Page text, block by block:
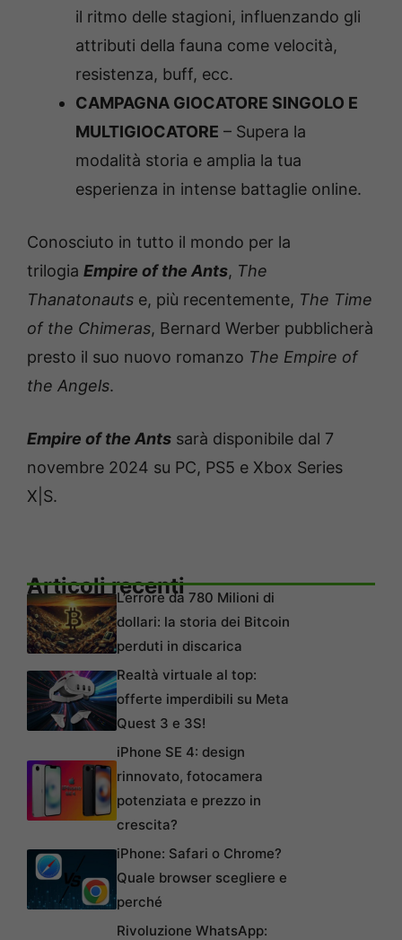
il ritmo delle stagioni, influenzando gli
attributi della fauna come velocità,
resistenza, buff, ecc.
CAMPAGNA GIOCATORE SINGOLO E
MULTIGIOCATORE – Supera la
modalità storia e amplia la tua
esperienza in intense battaglie online.
Conosciuto in tutto il mondo per la
trilogia Empire of the Ants, The
Thanatonauts e, più recentemente, The Time
of the Chimeras, Bernard Werber pubblicherà
presto il suo nuovo romanzo The Empire of
the Angels.
Empire of the Ants sarà disponibile dal 7
novembre 2024 su PC, PS5 e Xbox Series
X|S.
Articoli recentiL’errore da 780 Milioni di
dollari: la storia dei Bitcoin
perduti in discarica
Realtà virtuale al top:
offerte imperdibili su Meta
Quest 3 e 3S!
iPhone SE 4: design
rinnovato, fotocamera
potenziata e prezzo in
crescita?
iPhone: Safari o Chrome?
Quale browser scegliere e
perché
Rivoluzione WhatsApp: